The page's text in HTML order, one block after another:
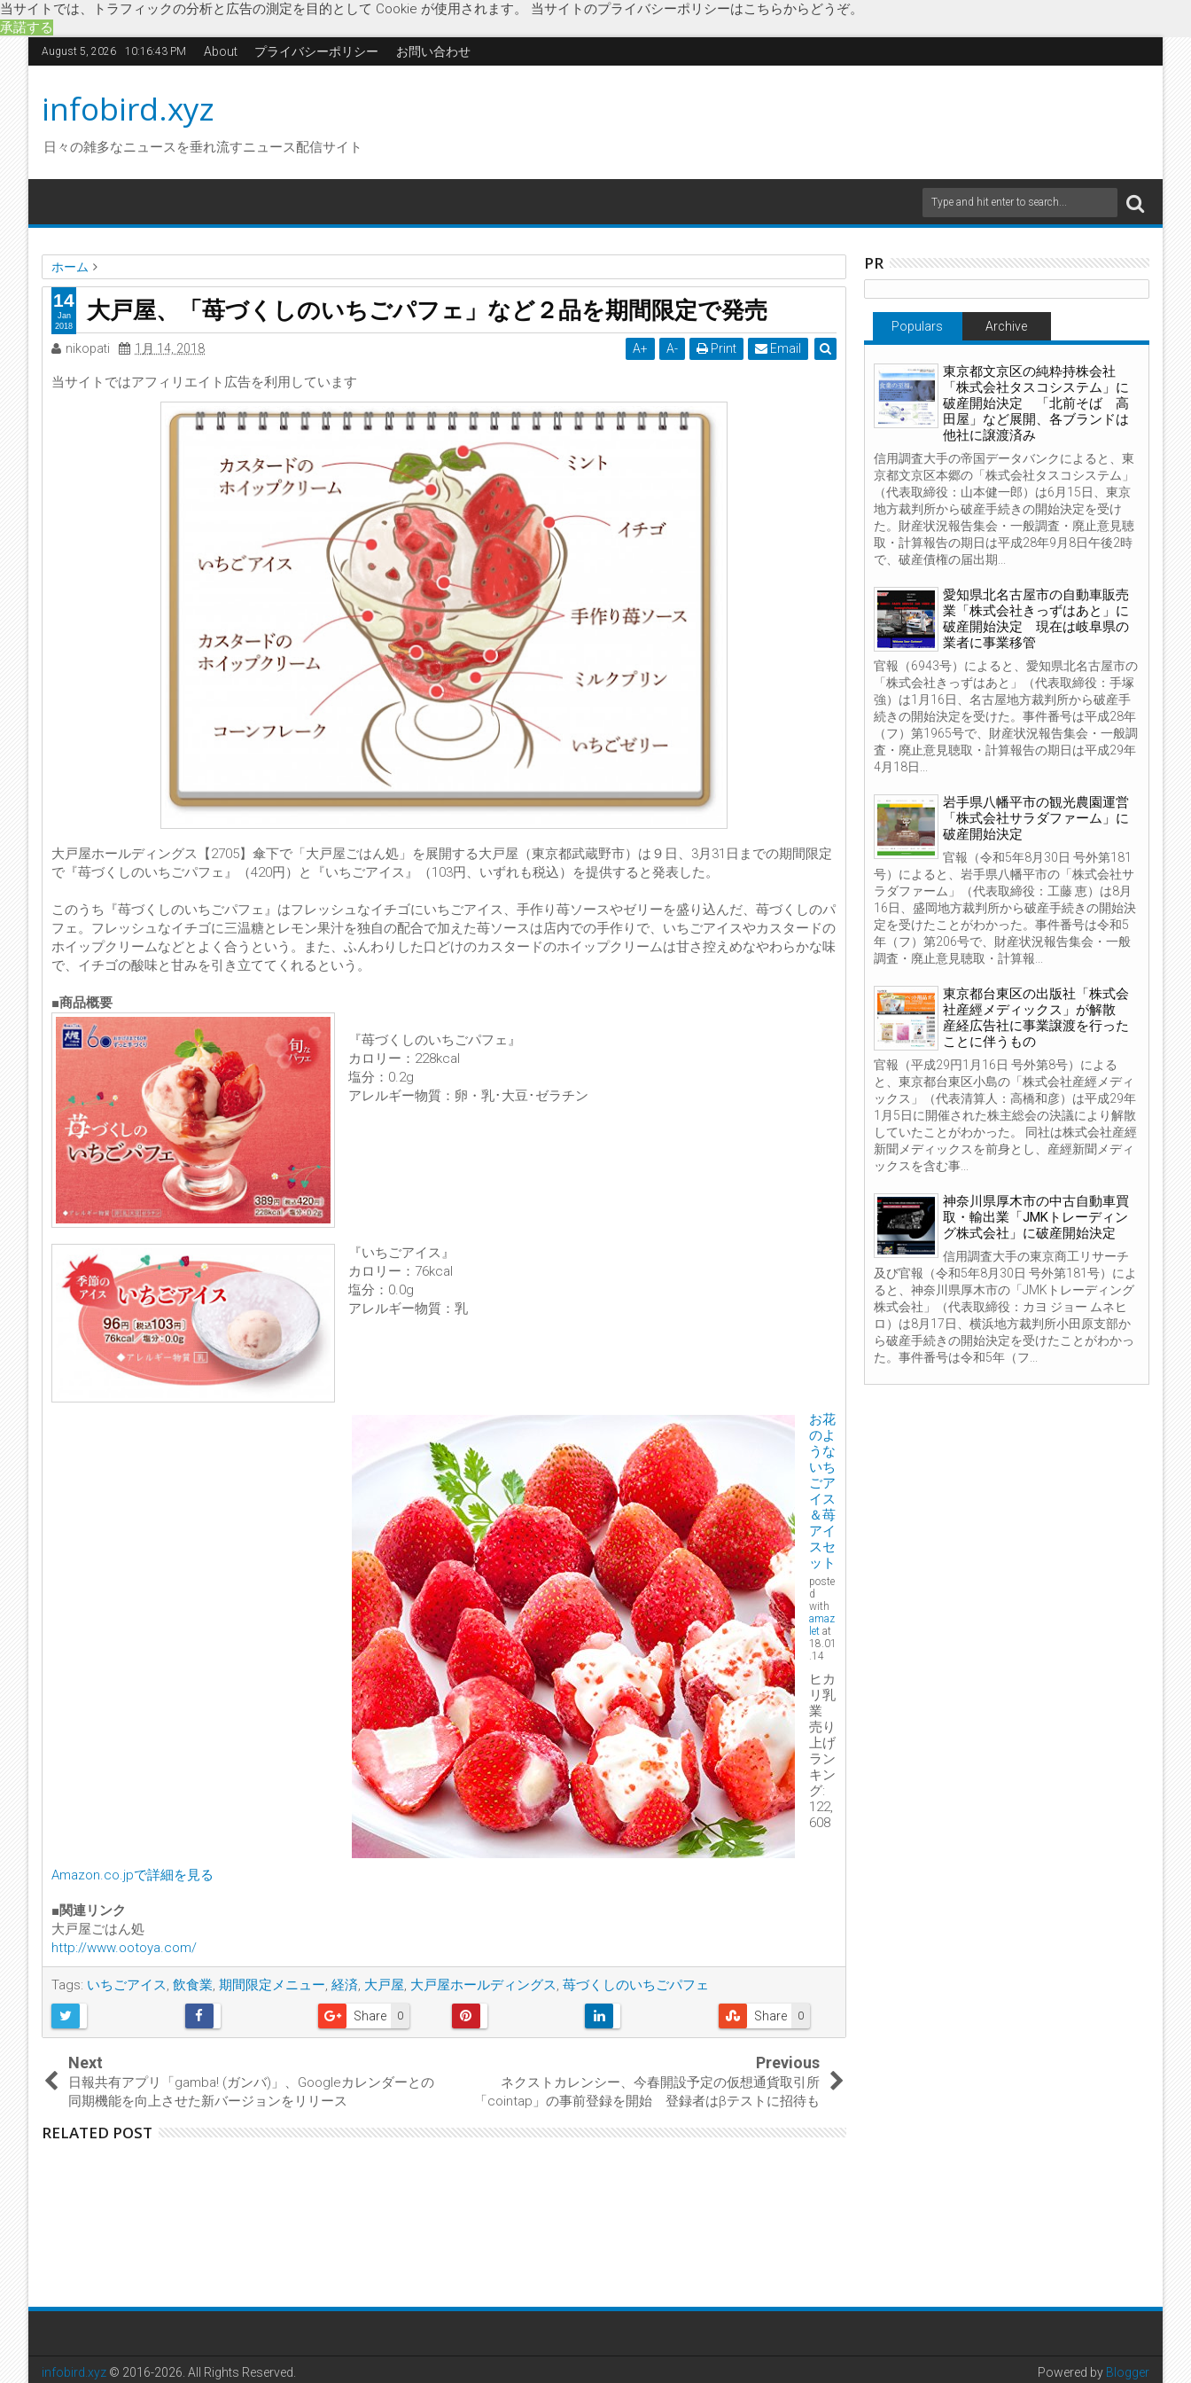
当サイトでは、トラフィックの分析と広告の測定を目的として Cookie が使用されます。 当サイトのプライバシーポリシーはこちらからどうぞ。
承諾する
August 5, 2026 10:16:43 PM About プライバシーポリシー お問い合わせ
infobird.xyz
日々の雑多なニュースを垂れ流すニュース配信サイト
ホーム
いちごアイス
飲食業 期間限定メニュー 経済 大戸屋 大戸屋ホールディングス
苺づくしのいちごパフェ
大戸屋、「苺づくしのいちごパフェ」など２品を期間限定で発売
大戸屋、「苺づくしのいちごパフェ」など２品を期間限定で発売
nikopati 1月 14, 2018 A+ A- Print Email
当サイトではアフィリエイト広告を利用しています
大戸屋ホールディングス【2705】傘下で「大戸屋ごはん処」を展開する大戸屋（東京都武蔵野市）は９日、3月31日までの期間限定
で『苺づくしのいちごパフェ』（420円）と『いちごアイス』（103円、いずれも税込）を提供すると発表した。
このうち『苺づくしのいちごパフェ』はフレッシュなイチゴにいちごアイス、手作り苺ソースやゼリーを盛り込んだ、苺づくしのパ
フェ。フレッシュなイチゴに三温糖とレモン果汁を独自の配合で加えた苺ソースは店内での手作りで、いちごアイスやカスタードの
ホイップクリームなどとよく合うという。また、ふんわりした口どけのカスタードのホイップクリームは甘さ控えめなやわらかな味
で、イチゴの酸味と甘みを引き立ててくれるという。
■商品概要
『苺づくしのいちごパフェ』
カロリー：228kcal
塩分：0.2g
アレルギー物質：卵・乳･大豆･ゼラチン
『いちごアイス』
カロリー：76kcal
塩分：0.0g
アレルギー物質：乳
お花
のよ
うな
いち
ごア
イス
＆苺
アイ
スセ
ット
poste
d
with
amaz
let at
18.01
.14
ヒカ
リ乳
業
売り
上げ
ラン
キン
グ:
122,
608
Amazon.co.jpで詳細を見る
■関連リンク
大戸屋ごはん処
http://www.ootoya.com/
Tags: いちごアイス 飲食業 期間限定メニュー 経済 大戸屋 大戸屋ホールディングス 苺づくしのいちごパフェ
0
Share 0
Share
14
Jan
2018
Next
日報共有アプリ「gamba! (ガンバ)」、Googleカレンダーとの
同期機能を向上させた新バージョンをリリース
Previous
ネクストカレンシー、今春開設予定の仮想通貨取引所
「cointap」の事前登録を開始 登録者はβテストに招待も
RELATED POST
PR
Populars Archive
東京都文京区の純粋持株会社
「株式会社タスコシステム」に
破産開始決定 「北前そば 高
田屋」など展開、各ブランドは
他社に譲渡済み
信用調査大手の帝国データバンクによると、東
京都文京区本郷の「株式会社タスコシステム」
（代表取締役：山本健一郎）は6月15日、東京
地方裁判所から破産手続きの開始決定を受け
た。財産状況報告集会・一般調査・廃止意見聴
取・計算報告の期日は平成28年9月8日午後2時
で、破産債権の届出期...
愛知県北名古屋市の自動車販売
業「株式会社きっずはあと」に
破産開始決定 現在は岐阜県の
業者に事業移管
官報（6943号）によると、愛知県北名古屋市の
「株式会社きっずはあと」（代表取締役：手塚
強）は1月16日、名古屋地方裁判所から破産手
続きの開始決定を受けた。事件番号は平成28年
（フ）第1965号で、財産状況報告集会・一般調
査・廃止意見聴取・計算報告の期日は平成29年
4月18日...
岩手県八幡平市の観光農園運営
「株式会社サラダファーム」に
破産開始決定
官報（令和5年8月30日 号外第181
号）によると、岩手県八幡平市の「株式会社サ
ラダファーム」（代表取締役：工藤 恵）は8月
16日、盛岡地方裁判所から破産手続きの開始決
定を受けたことがわかった。事件番号は令和5
年（フ）第206号で、財産状況報告集会・一般
調査・廃止意見聴取・計算報...
東京都台東区の出版社「株式会
社産經メディックス」が解散
産経広告社に事業譲渡を行った
ことに伴うもの
官報（平成29円1月16日 号外第8号）による
と、東京都台東区小島の「株式会社産經メディ
ックス」（代表清算人：高橋和彦）は平成29年
1月5日に開催された株主総会の決議により解散
していたことがわかった。 同社は株式会社産經
新聞メディックスを前身とし、産經新聞メディ
ックスを含む事...
神奈川県厚木市の中古自動車買
取・輸出業「JMKトレーディン
グ株式会社」に破産開始決定
信用調査大手の東京商工リサーチ
及び官報（令和5年8月30日 号外第181号）によ
ると、神奈川県厚木市の「JMKトレーディング
株式会社」（代表取締役：カヨ ジョー ムネヒ
ロ）は8月17日、横浜地方裁判所小田原支部か
ら破産手続きの開始決定を受けたことがわかっ
た。事件番号は令和5年（フ...
infobird.xyz © 2016-2026. All Rights Reserved. Powered by Blogger